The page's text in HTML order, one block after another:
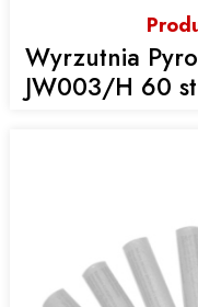
Wyrzutnia
JW003/H 60